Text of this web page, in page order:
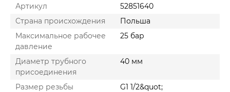
Артикул
52851640
Cтрана происхождения
Польша
Максимальное рабочее
давление
25 бар
Диаметр трубного
присоединения
40 мм
Размер резьбы
G1 1/2&quot;